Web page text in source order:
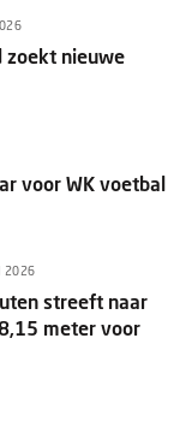
zoekt nieuwe
voor WK voetbal
2026
streeft naar
meter voor